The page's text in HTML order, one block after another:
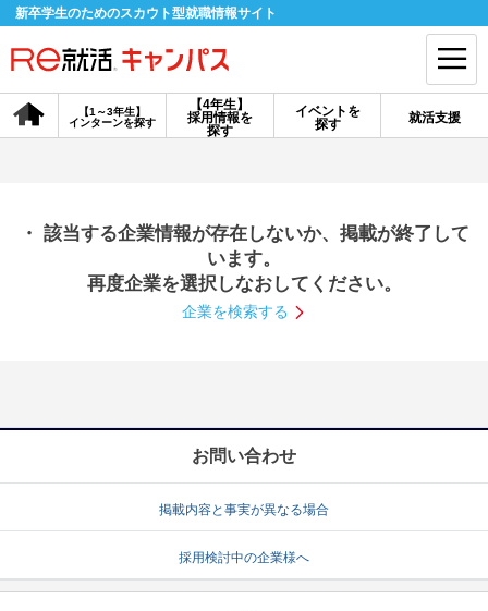
新卒学生のためのスカウト型就職情報サイト
【4年生】
採用情報を
探す
【1～3年生】
インターンを探す
イベントを
探す
就活支援
会員登録 ログイン
探す
【4年生】
説明会を探す
就活ノウハウ・サポート
就活ノウハウが満載！ お役立ち記事・相談室など
・ 該当する企業情報が存在しないか、掲載が終了して
います。
再度企業を選択しなおしてください。
企業を検索する
お問い合わせ
掲載内容と事実が異なる場合
採用検討中の企業様へ